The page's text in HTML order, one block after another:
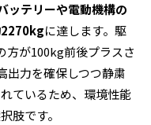
ッテリーや電動機構の
2270kgに達します。駆
方が100kg前後プラスさ
出力を確保しつつ静粛
ているため、環境性能
肢です。